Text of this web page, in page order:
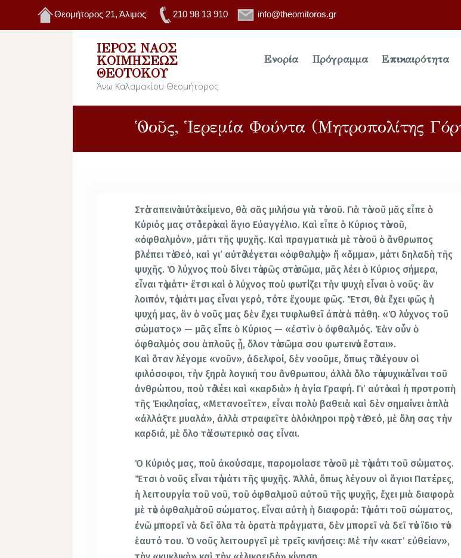
Θεομήτορος 21, Άλιμος 210 98 13 910 info@theomitoros.gr
ΙΕΡΌΣ ΝΑΌΣ
ΚΟΙΜΉΣΕΩΣ
ΘΕΟΤΌΚΟΥ
Άνω Καλαμακίου Θεομήτορος
Ενορία Πρόγραμμα Επικαιρότητα
Ὁ νοῦς, Ἱερεμία Φούντα (Μητροπολίτης
Στὸ ταπεινὸ αὐτὸ κείμενο, θὰ σᾶς μιλήσω γιὰ τὸ νοῦ. Γιὰ τὸ νοῦ μᾶς εἶπε ὁ
Κύριός μας στὸ ἱερὸ καὶ ἅγιο Εὐαγγέλιο. Καὶ εἶπε ὁ Κύριος τὸ νοῦ,
«ὀφθαλμόν», μάτι τῆς ψυχῆς. Καὶ πραγματικὰ μὲ τὸ νοῦ ὁ ἄνθρωπος
βλέπει τὸ Θεό, καὶ γι’ αὐτὸ λέγεται «ὀφθαλμὸς» ἤ «ὄμμα», μάτι δηλαδὴ τῆς
ψυχῆς. Ὁ λύχνος ποὺ δίνει τὸ φῶς στὸ σῶμα, μᾶς λέει ὁ Κύριος σήμερα,
εἶναι τὸ μάτι• ἔτσι καὶ ὁ λύχνος ποὺ φωτίζει τὴν ψυχὴ εἶναι ὁ νοῦς· ἂν
λοιπόν, τὸ μάτι μας εἶναι γερό, τότε ἔχουμε φῶς. Ἔτσι, θὰ ἔχει φῶς ἡ
ψυχή μας, ἂν ὁ νοῦς μας δὲν ἔχει τυφλωθεῖ ἀπὸ τὰ πάθη. «Ὁ λύχνος τοῦ
σώματος» — μᾶς εἶπε ὁ Κύριος — «ἐστὶν ὁ ὀφθαλμός. Ἐὰν οὖν ὁ
ὀφθαλμός σου ἁπλοῦς ᾗ, ὅλον τὸ σῶμα σου φωτεινὸν ἔσται».
Καὶ ὅταν λέγομε «νοῦν», ἀδελφοί, δὲν νοοῦμε, ὅπως τὸ λέγουν οἱ
φιλόσοφοι, τὴν ξηρὰ λογική του ἄνθρωπου, ἀλλὰ ὅλο τὸ ψυχικὸ εἶναι τοῦ
ἀνθρώπου, ποὺ τὸ λέει καὶ «καρδιὰ» ἡ ἁγία Γραφή. Γι’ αὐτὸ καὶ ἡ προτροπὴ
τῆς Ἐκκλησίας, «Μετανοεῖτε», εἶναι πολὺ βαθειὰ καὶ δὲν σημαίνει ἁπλὰ
«ἀλλάξτε μυαλά», ἀλλὰ στραφεῖτε ὁλόκληροι πρὸς τὸ Θεό, μὲ ὅλη σας τὴν
καρδιά, μὲ ὅλο τὸ ἐσωτερικό σας εἶναι.
Ὁ Κύριός μας, ποὺ ἀκούσαμε, παρομοίασε τὸ νοῦ μὲ τὸ μάτι τοῦ σώματος.
Ἔτσι ὁ νοῦς εἶναι τὸ μάτι τῆς ψυχῆς. Ἀλλά, ὅπως λέγουν οἱ ἅγιοι Πατέρες,
ἡ λειτουργία τοῦ νοῦ, τοῦ ὀφθαλμοῦ αὐτοῦ τῆς ψυχῆς, ἔχει μιὰ διαφορὰ
μὲ τὸν ὀφθαλμὸ τοῦ σώματος. Εἶναι αὐτὴ ἡ διαφορά: Τὸ μάτι τοῦ σώματος,
ἐνῶ μπορεῖ νὰ δεῖ ὅλα τὰ ὁρατὰ πράγματα, δὲν μπορεῖ νὰ δεῖ τὸν ἴδιο τὸν
ἑαυτό του. Ὁ νοῦς λειτουργεῖ μὲ τρεῖς κινήσεις: Μὲ τὴν «κατ’ εὐθείαν»,